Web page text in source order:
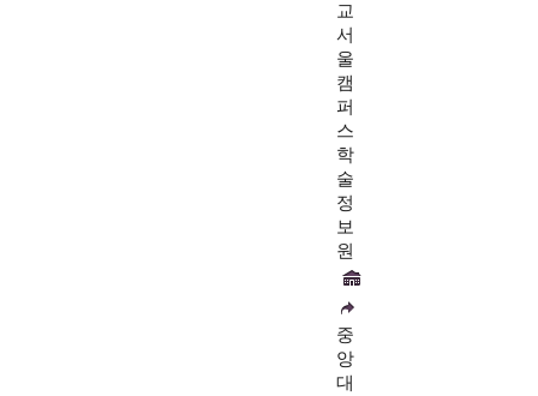
교
서
울
캠
퍼
스
학
술
정
보
원
중
앙
대